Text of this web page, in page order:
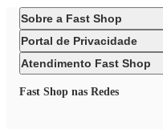
Sobre a Fast Shop
Portal de Privacidade
Atendimento Fast Shop
Fast Shop nas Redes